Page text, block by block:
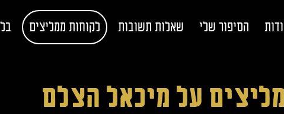
הסיפור שלי שאלות תשובות לקוחות ממליצים
על מיכאל הצלם